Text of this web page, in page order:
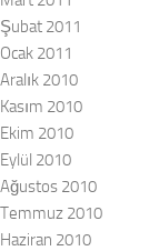
Şubat 2011
Ocak 2011
Aralık 2010
Kasım 2010
Ekim 2010
Eylül 2010
Ağustos 2010
Temmuz 2010
Haziran 2010